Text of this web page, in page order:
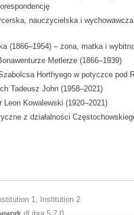
nauczycielska i
(1866–1954) – żona, matka i
Metlerze (1866–1939)
Horthyego w potyczce pod
Tadeusz John (1958–2021)
Leon Kowalewski (1920–2021)
z działalności
1, Institution 2